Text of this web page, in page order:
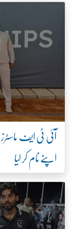
آئی ٹی ایف
اپنے نام کر لیا